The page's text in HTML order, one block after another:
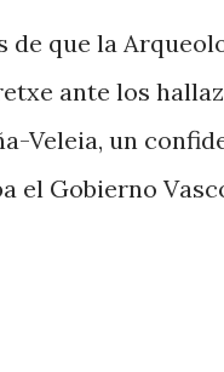
de medio
que l...
de que la
ante los
Veleia, un
el Gobierno